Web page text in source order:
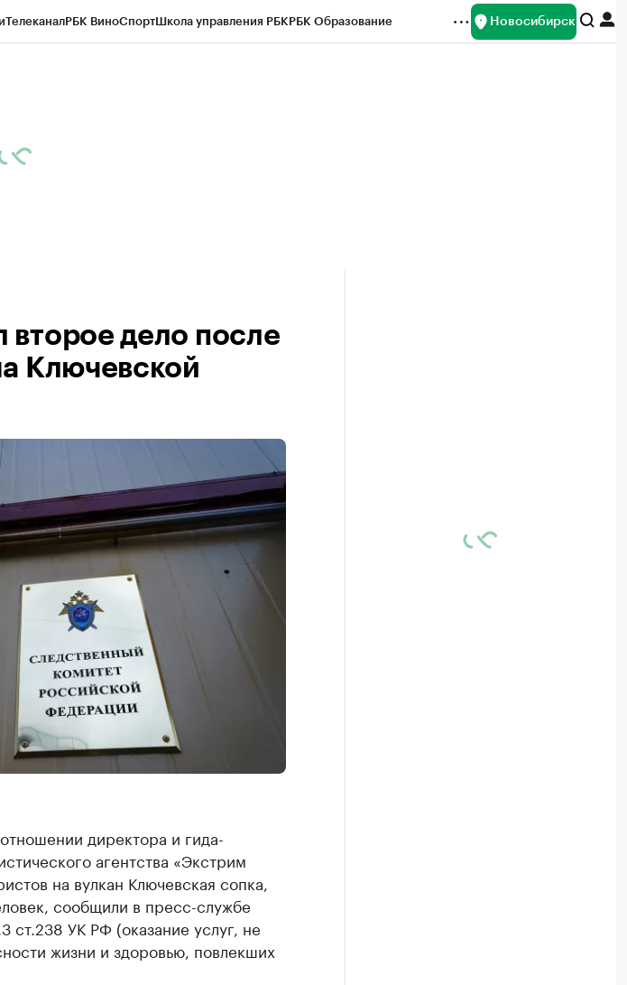
ТелеканалРБК ВиноСпортШкола управления РБКРБК Образование Новосибирск
второе дело после
Ключевской
директора и гида-
агентства «Экстрим
на вулкан Ключевская сопка,
сообщили в пресс-службе
ст.238 УК РФ (оказание услуг, не
жизни и здоровью, повлекших